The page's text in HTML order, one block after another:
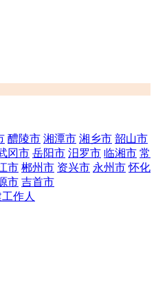
醴陵市 湘潭市 湘乡市 韶山市
冈市 岳阳市 汨罗市 临湘市 常
市 郴州市 资兴市 永州市 怀化
市 吉首市
作人